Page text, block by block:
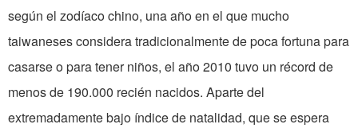
según el zodíaco chino, una año en el que mucho
taiwaneses considera tradicionalmente de poca fortuna para
casarse o para tener niños, el año 2010 tuvo un récord de
menos de 190.000 recién nacidos. Aparte del
extremadamente bajo índice de natalidad, que se espera